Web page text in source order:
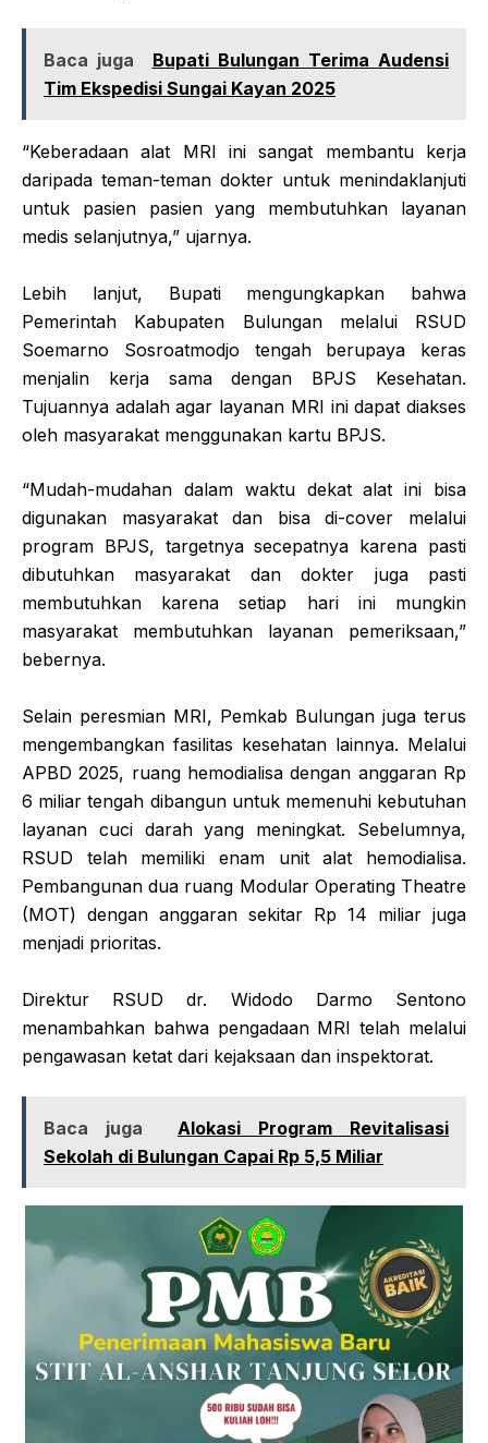
Baca juga
Bupati Bulungan Terima Audensi
Tim Ekspedisi Sungai Kayan 2025
“Keberadaan alat MRI ini sangat membantu kerja
daripada teman-teman dokter untuk menindaklanjuti
untuk pasien pasien yang membutuhkan layanan
medis selanjutnya,” ujarnya.
Lebih lanjut, Bupati mengungkapkan bahwa
Pemerintah Kabupaten Bulungan melalui RSUD
Soemarno Sosroatmodjo tengah berupaya keras
menjalin kerja sama dengan BPJS Kesehatan.
Tujuannya adalah agar layanan MRI ini dapat diakses
oleh masyarakat menggunakan kartu BPJS.
“Mudah-mudahan dalam waktu dekat alat ini bisa
digunakan masyarakat dan bisa di-cover melalui
program BPJS, targetnya secepatnya karena pasti
dibutuhkan masyarakat dan dokter juga pasti
membutuhkan karena setiap hari ini mungkin
masyarakat membutuhkan layanan pemeriksaan,”
bebernya.
Selain peresmian MRI, Pemkab Bulungan juga terus
mengembangkan fasilitas kesehatan lainnya. Melalui
APBD 2025, ruang hemodialisa dengan anggaran Rp
6 miliar tengah dibangun untuk memenuhi kebutuhan
layanan cuci darah yang meningkat. Sebelumnya,
RSUD telah memiliki enam unit alat hemodialisa.
Pembangunan dua ruang Modular Operating Theatre
(MOT) dengan anggaran sekitar Rp 14 miliar juga
menjadi prioritas.
Direktur RSUD dr. Widodo Darmo Sentono
menambahkan bahwa pengadaan MRI telah melalui
pengawasan ketat dari kejaksaan dan inspektorat.
Baca juga
‎Alokasi Program Revitalisasi
Sekolah ‎di Bulungan Capai Rp 5,5 Miliar‎